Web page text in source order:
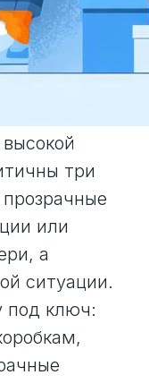
три
или
а
ситуации.
под ключ: